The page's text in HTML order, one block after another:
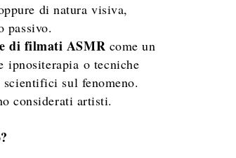
di natura visiva,
passivo.
di filmati ASMR come un
ipnositerapia o tecniche
sul fenomeno.
considerati artisti.